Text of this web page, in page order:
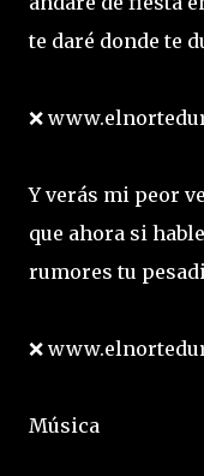
te daré donde te
❌
Y verás mi peor
que ahora si
rumores tu
❌
Música